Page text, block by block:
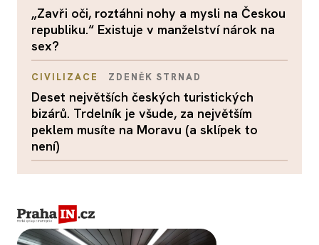
„Zavři oči, roztáhni nohy a mysli na Českou
republiku.“ Existuje v manželství nárok na
sex?
CIVILIZACE ZDENĚK STRNAD
Deset největších českých turistických
bizárů. Trdelník je všude, za největším
peklem musíte na Moravu (a sklípek to
není)